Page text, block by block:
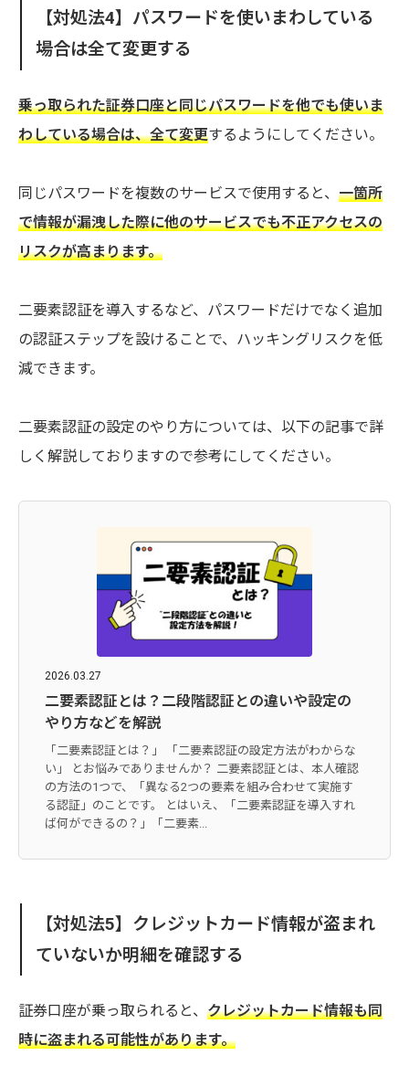
【対処法4】パスワードを使いまわしている
場合は全て変更する
乗っ取られた証券口座と同じパスワードを他でも使いま
わしている場合は、全て変更するようにしてください。
同じパスワードを複数のサービスで使用すると、 一箇所
で情報が漏洩した際に他のサービスでも不正アクセスの
リスクが高まります。
二要素認証を導入するなど、パスワードだけでなく追加
の認証ステップを設けることで、ハッキングリスクを低
減できます。
二要素認証の設定のやり方については、以下の記事で詳
しく解説しておりますので参考にしてください。
2026.03.27
二要素認証とは？二段階認証との違いや設定の
やり方などを解説
「二要素認証とは？」 「二要素認証の設定方法がわからな
い」 とお悩みでありませんか？ 二要素認証とは、本人確認
の方法の1つで、「異なる2つの要素を組み合わせて実施す
る認証」のことです。 とはいえ、「二要素認証を導入すれ
ば何ができるの？」「二要素...
【対処法5】クレジットカード情報が盗まれ
ていないか明細を確認する
証券口座が乗っ取られると、 クレジットカード情報も同
時に盗まれる可能性があります。